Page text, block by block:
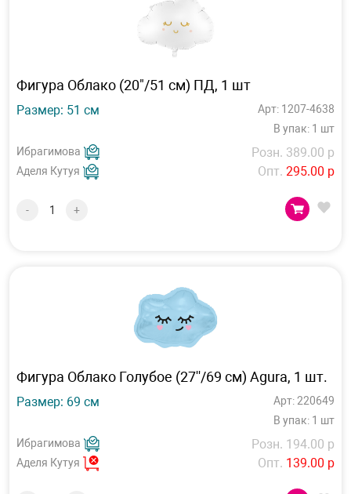
Фигура Облако (20"/51 см) ПД, 1 шт
Размер: 51 см
Арт: 1207-4638
В упак: 1 шт
Ибрагимова
Аделя Кутуя
Розн. 389.00 р
Опт. 295.00 р
- +
Фигура Облако Голубое (27''/69 см) Agura, 1 шт.
Размер: 69 см
Арт: 220649
В упак: 1 шт
Ибрагимова
Аделя Кутуя
Розн. 194.00 р
Опт. 139.00 р